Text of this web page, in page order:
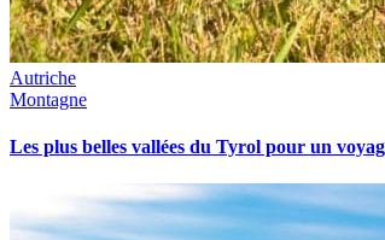
Autriche
Montagne
Les plus belles vallées du Tyrol pour un